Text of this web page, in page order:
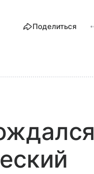
Поделиться